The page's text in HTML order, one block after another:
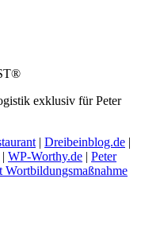
exklusiv für Peter
| Dreibeinblog.de |
| WP-Worthy.de | Peter
Wortbildungsmaßnahme